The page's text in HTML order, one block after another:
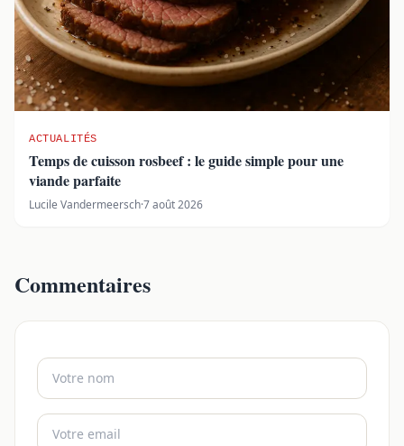
ACTUALITÉS
Temps de cuisson rosbeef : le guide simple pour une
viande parfaite
Lucile Vandermeersch·7 août 2026
Commentaires